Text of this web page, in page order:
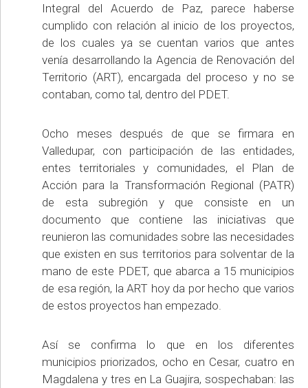
Integral del Acuerdo de Paz, parece haberse
cumplido con relación al inicio de los proyectos,
de los cuales ya se cuentan varios que antes
venía desarrollando la Agencia de Renovación del
Territorio (ART), encargada del proceso y no se
contaban, como tal, dentro del PDET.
Ocho meses después de que se firmara en
Valledupar, con participación de las entidades,
entes territoriales y comunidades, el Plan de
Acción para la Transformación Regional (PATR)
de esta subregión y que consiste en un
documento que contiene las iniciativas que
reunieron las comunidades sobre las necesidades
que existen en sus territorios para solventar de la
mano de este PDET, que abarca a 15 municipios
de esa región, la ART hoy da por hecho que varios
de estos proyectos han empezado.
Así se confirma lo que en los diferentes
municipios priorizados, ocho en Cesar, cuatro en
Magdalena y tres en La Guajira, sospechaban: las